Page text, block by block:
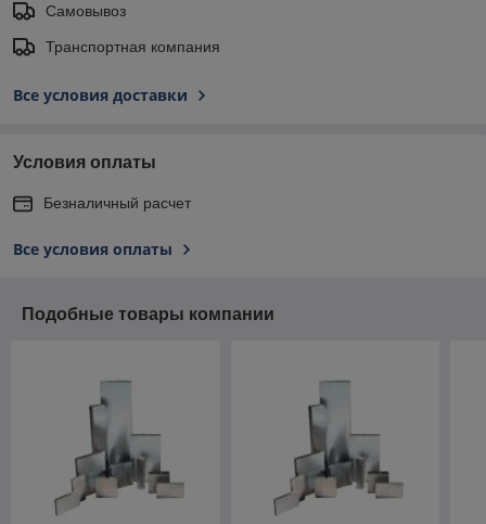
Самовывоз
Транспортная компания
Все условия доставки
Условия оплаты
Безналичный расчет
Все условия оплаты
Подобные товары компании